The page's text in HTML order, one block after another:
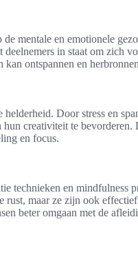
mentale en emotionele
in staat om zich
ontspannen en
Door stress en
creativiteit te bevorderen.
en focus.
technieken en mindfulness
maar ze zijn ook
beter omgaan met de